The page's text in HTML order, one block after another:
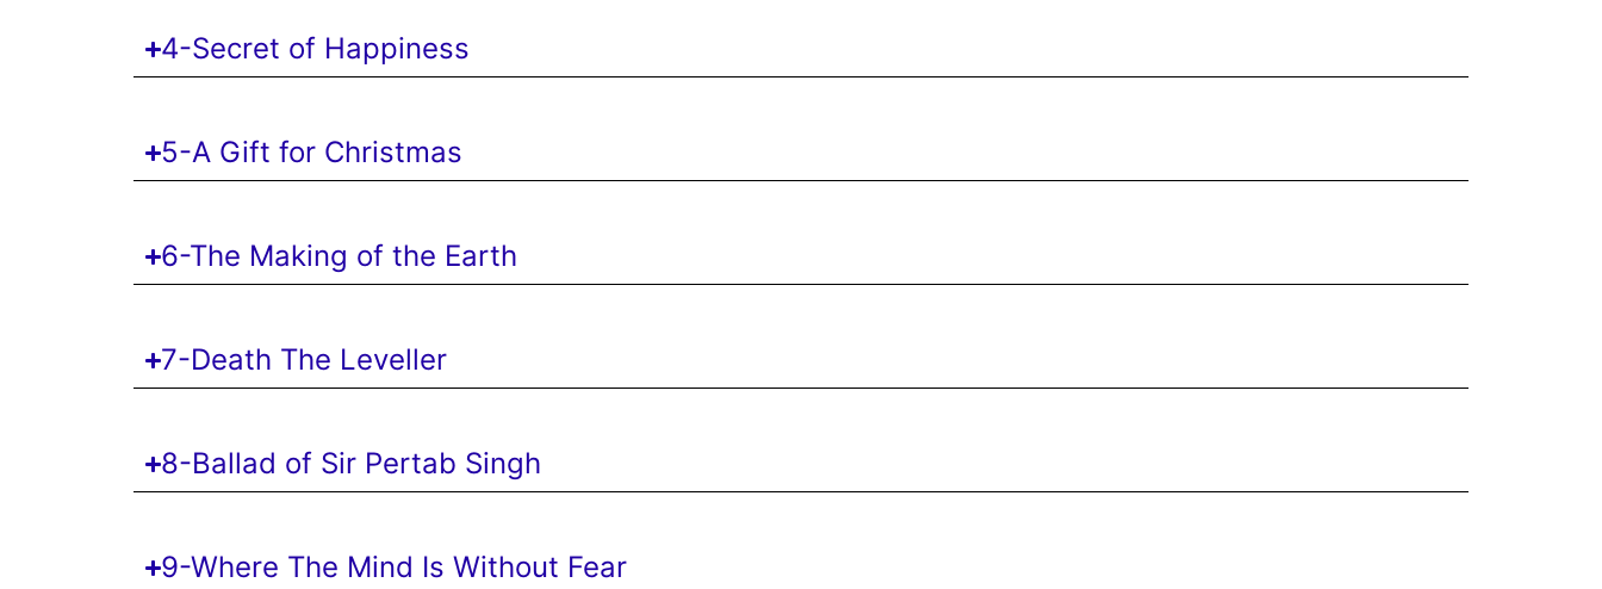
4-Secret of Happiness
5-A Gift for Christmas
6-The Making of the Earth
7-Death The Leveller
8-Ballad of Sir Pertab Singh
9-Where The Mind Is Without Fear